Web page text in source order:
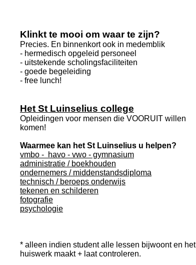
Klinkt te mooi om waar te zijn?
Precies. En binnenkort ook in medemblik
- hermedisch opgeleid personeel
- uitstekende scholingsfaciliteiten
- goede begeleiding
- free lunch!
Het St Luinselius college
Opleidingen voor mensen die VOORUIT willen
komen!
Waarmee kan het St Luinselius u helpen?
vmbo - havo - vwo - gymnasium
administratie / boekhouden
ondernemers / middenstandsdiploma
technisch / beroeps onderwijs
tekenen en schilderen
fotografie
psychologie
* alleen indien student alle lessen bijwoont en het
huiswerk maakt + laat controleren.